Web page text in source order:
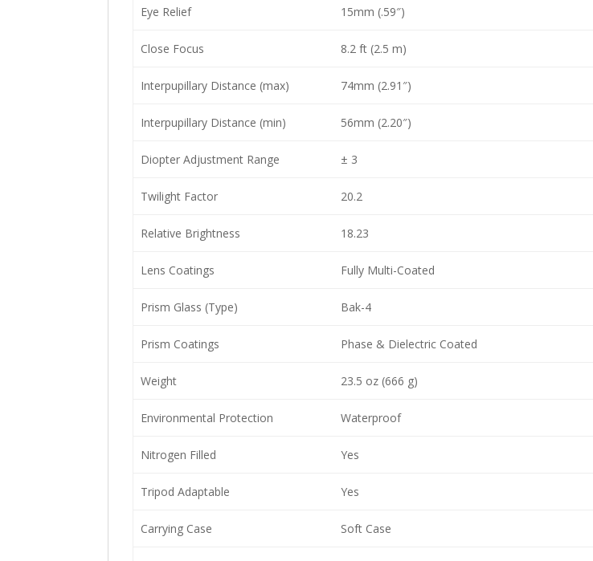
Eye Relief 15mm (.59″)
Close Focus 8.2 ft (2.5 m)
Interpupillary Distance (max) 74mm (2.91″)
Interpupillary Distance (min) 56mm (2.20″)
Diopter Adjustment Range ± 3
Twilight Factor 20.2
Relative Brightness 18.23
Lens Coatings Fully Multi-Coated
Prism Glass (Type) Bak-4
Prism Coatings Phase & Dielectric Coated
Weight 23.5 oz (666 g)
Environmental Protection Waterproof
Nitrogen Filled Yes
Tripod Adaptable Yes
Carrying Case Soft Case